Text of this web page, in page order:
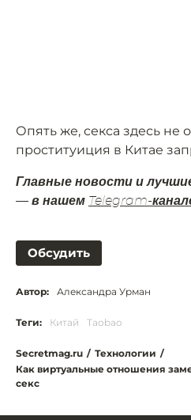
Опять же, секса здесь
проституиция в Китае
Главные новости и
— в нашем Telegram-
Обсудить
Автор: Александра Урман
Теги: Китай Taobao
Secretmag.ru / Технологии /
Как виртуальные отношения
секс